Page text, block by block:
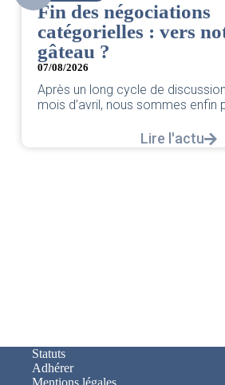
Fin des négociations
catégorielles : vers
gâteau ?
07/08/2026
Après un long cycle de
mois d’avril, nous sommes enfin
Lire l'actu
Statuts
Adhérer
Mentions légales